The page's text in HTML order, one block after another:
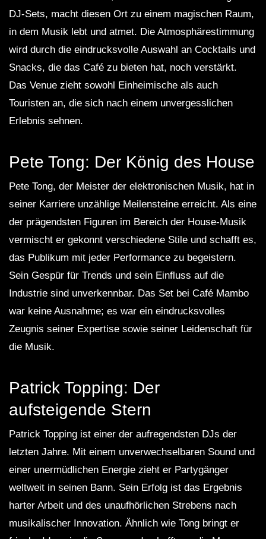
DJ-Sets, macht diesen Ort zu einem magischen Raum,
in dem Musik lebt und atmet. Die Atmosphärestimmung
wird durch die eindrucksvolle Auswahl an Cocktails und
Snacks, die das Café zu bieten hat, noch verstärkt.
Das Venue zieht sowohl Einheimische als auch
Touristen an, die sich nach einem unvergesslichen
Erlebnis sehnen.
Pete Tong: Der König des House
Pete Tong, der Meister der elektronischen Musik, hat in
seiner Karriere unzählige Meilensteine erreicht. Als eine
der prägendsten Figuren im Bereich der House-Musik
vermischt er gekonnt verschiedene Stile und schafft es,
das Publikum mit jeder Performance zu begeistern.
Sein Gespür für Trends und sein Einfluss auf die
Industrie sind unverkennbar. Das Set bei Café Mambo
war keine Ausnahme; es war ein eindrucksvolles
Zeugnis seiner Expertise sowie seiner Leidenschaft für
die Musik.
Patrick Topping: Der
aufsteigende Stern
Patrick Topping ist einer der aufregendsten DJs der
letzten Jahre. Mit einem unverwechselbaren Sound und
einer unermüdlichen Energie zieht er Partygänger
weltweit in seinen Bann. Sein Erfolg ist das Ergebnis
harter Arbeit und des unaufhörlichen Strebens nach
musikalischer Innovation. Ähnlich wie Tong bringt er